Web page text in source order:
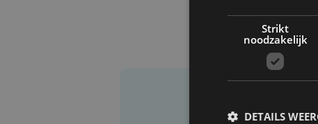
Strikt
noodzakelijk
DETAILS